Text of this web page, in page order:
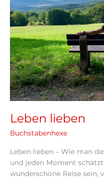
Leben lieben
Buchstabenhexe
Leben lieben – Wie man
und jeden Moment
wunderschöne Reise sein,